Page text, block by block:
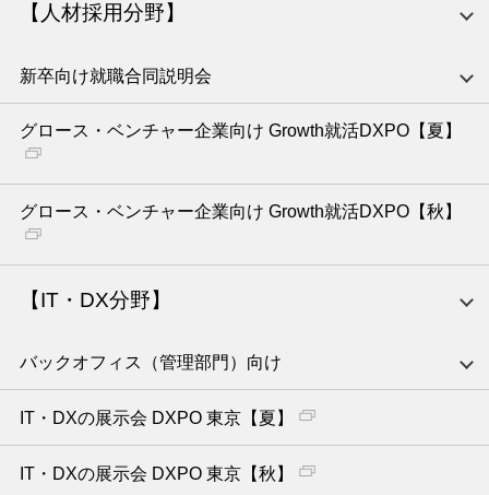
【人材採用分野】
新卒向け就職合同説明会
グロース・ベンチャー企業向け Growth就活DXPO【夏】
グロース・ベンチャー企業向け Growth就活DXPO【秋】
【IT・DX分野】
バックオフィス（管理部門）向け
IT・DXの展示会 DXPO 東京【夏】
IT・DXの展示会 DXPO 東京【秋】